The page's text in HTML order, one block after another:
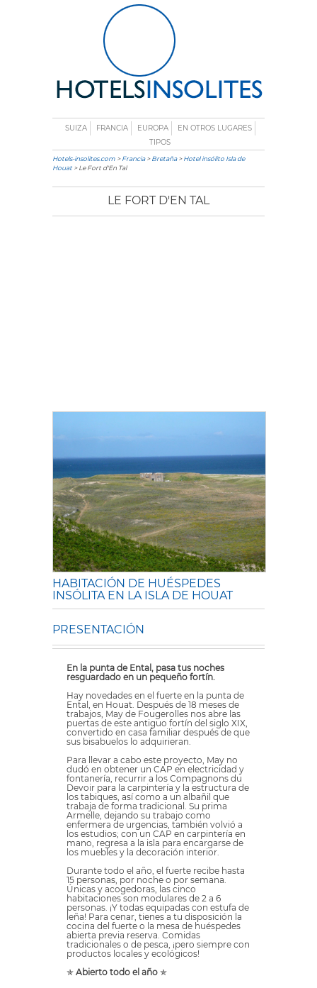
SUIZA FRANCIA EUROPA
EN OTROS LUGARES
TIPOS
Hotels-insolites.com >Francia>Bretaña>Hotel insólito Isla de
Houat> Le Fort d'En Tal
LE FORT D'EN TAL
HABITACIÓN DE HUÉSPEDES
INSÓLITA EN LA ISLA DE HOUAT
PRESENTACIÓN
En la punta de Ental, pasa tus noches
resguardado en un pequeño fortín.
Hay novedades en el fuerte en la punta de
Ental, en Houat. Después de 18 meses de
trabajos, May de Fougerolles nos abre las
puertas de este antiguo fortín del siglo XIX,
convertido en casa familiar después de que
sus bisabuelos lo adquirieran.
Para llevar a cabo este proyecto, May no
dudó en obtener un CAP en electricidad y
fontanería, recurrir a los Compagnons du
Devoir para la carpintería y la estructura de
los tabiques, así como a un albañil que
trabaja de forma tradicional. Su prima
Armelle, dejando su trabajo como
enfermera de urgencias, también volvió a
los estudios; con un CAP en carpintería en
mano, regresa a la isla para encargarse de
los muebles y la decoración interior.
Durante todo el año, el fuerte recibe hasta
15 personas, por noche o por semana.
Únicas y acogedoras, las cinco
habitaciones son modulares de 2 a 6
personas. ¡Y todas equipadas con estufa de
leña! Para cenar, tienes a tu disposición la
cocina del fuerte o la mesa de huéspedes
abierta previa reserva. Comidas
tradicionales o de pesca, ¡pero siempre con
productos locales y ecológicos!
✯ Abierto todo el año ✯